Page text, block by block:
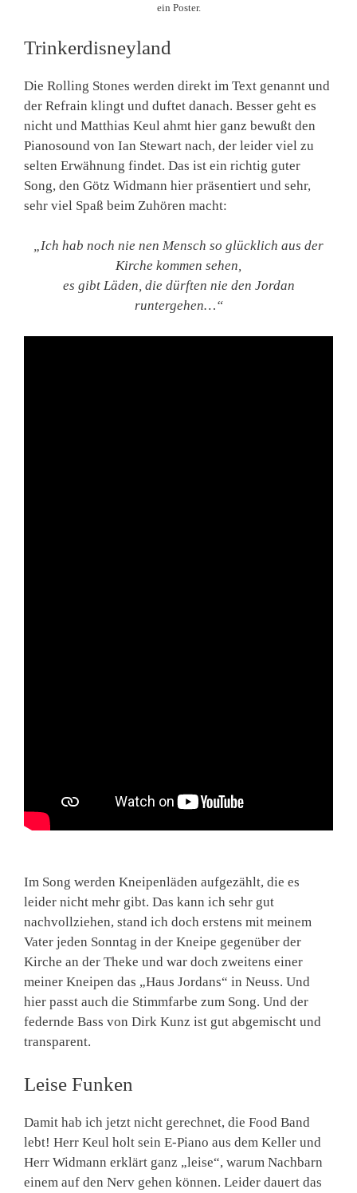
ein Poster.
Trinkerdisneyland
Die Rolling Stones werden direkt im Text genannt und
der Refrain klingt und duftet danach. Besser geht es
nicht und Matthias Keul ahmt hier ganz bewußt den
Pianosound von Ian Stewart nach, der leider viel zu
selten Erwähnung findet. Das ist ein richtig guter
Song, den Götz Widmann hier präsentiert und sehr,
sehr viel Spaß beim Zuhören macht:
„Ich hab noch nie nen Mensch so glücklich aus der
Kirche kommen sehen,
es gibt Läden, die dürften nie den Jordan
runtergehen…“
Im Song werden Kneipenläden aufgezählt, die es
leider nicht mehr gibt. Das kann ich sehr gut
nachvollziehen, stand ich doch erstens mit meinem
Vater jeden Sonntag in der Kneipe gegenüber der
Kirche an der Theke und war doch zweitens einer
meiner Kneipen das „Haus Jordans“ in Neuss. Und
hier passt auch die Stimmfarbe zum Song. Und der
federnde Bass von Dirk Kunz ist gut abgemischt und
transparent.
Leise Funken
Damit hab ich jetzt nicht gerechnet, die Food Band
lebt! Herr Keul holt sein E-Piano aus dem Keller und
Herr Widmann erklärt ganz „leise“, warum Nachbarn
einem auf den Nerv gehen können. Leider dauert das